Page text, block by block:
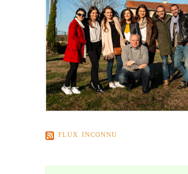
FLUX INCONNU